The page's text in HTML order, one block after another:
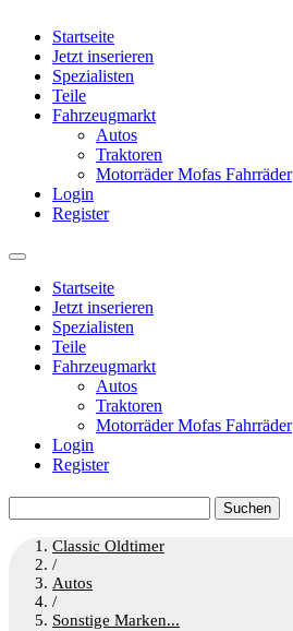
Startseite
Jetzt inserieren
Spezialisten
Teile
Fahrzeugmarkt
Autos
Traktoren
Motorräder Mofas Fahrräder
Login
Register
Startseite
Jetzt inserieren
Spezialisten
Teile
Fahrzeugmarkt
Autos
Traktoren
Motorräder Mofas Fahrräder
Login
Register
nach:
Classic Oldtimer
/
Autos
/
Sonstige Marken...